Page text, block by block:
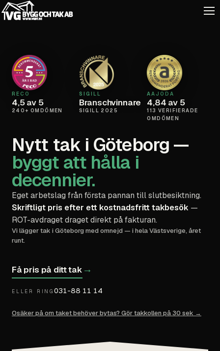
RECO
4,5 av 5
240+ OMDÖMEN
SIGILL
Branschvinnare
SIGILL 2025
AAJODA
4,84 av 5
113 VERIFIERADE
OMDÖMEN
Nytt tak i Göteborg —
byggt att hålla i
decennier.
Eget arbetslag från första pannan till slutbesiktning.
Skriftligt pris efter ett kostnadsfritt takbesök —
ROT-avdraget draget direkt på fakturan.
Vi lägger tak i Göteborg med omnejd — i hela Västsverige, året
runt.
Få pris på ditt tak →
ELLER RING 031-88 11 14
Osäker på om taket behöver bytas? Gör takkollen på 30 sek →